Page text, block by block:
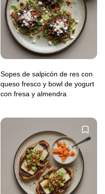
Sopes de salpicón de res con
queso fresco y bowl de yogurt
con fresa y almendra